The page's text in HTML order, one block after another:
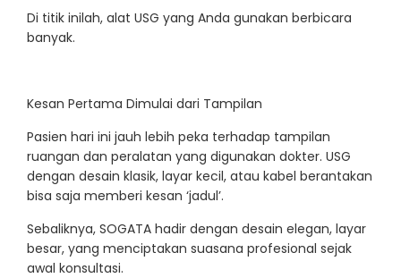
Di titik inilah, alat USG yang Anda gunakan berbicara
banyak.
Kesan Pertama Dimulai dari Tampilan
Pasien hari ini jauh lebih peka terhadap tampilan
ruangan dan peralatan yang digunakan dokter. USG
dengan desain klasik, layar kecil, atau kabel berantakan
bisa saja memberi kesan ‘jadul’.
Sebaliknya, SOGATA hadir dengan desain elegan, layar
besar, yang menciptakan suasana profesional sejak
awal konsultasi.